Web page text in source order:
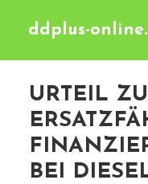
ddplus-
URTEIL
BEI